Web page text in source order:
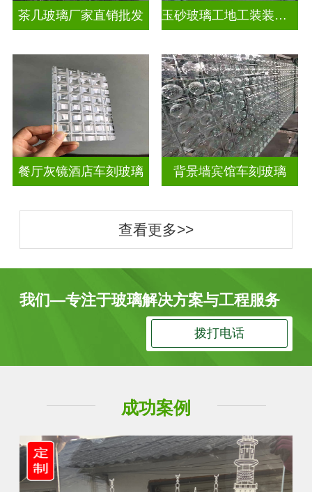
茶几玻璃厂家直销批发 玉砂玻璃工地工装装饰玻璃
餐厅灰镜酒店车刻玻璃 背景墙宾馆车刻玻璃
查看更多>>
我们—专注于玻璃解决方案与工程服务
拨打电话
成功案例